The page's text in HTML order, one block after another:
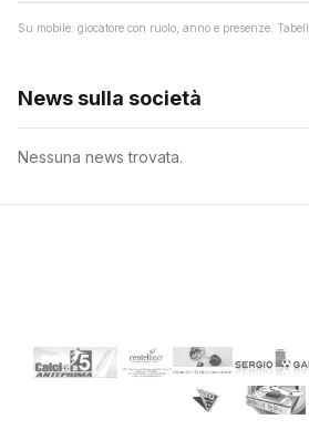
Su mobile: giocatore con ruolo, anno e presenze.
News sulla società
Nessuna news trovata.